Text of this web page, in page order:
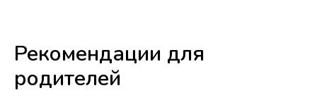
Рекомендации для
родителей